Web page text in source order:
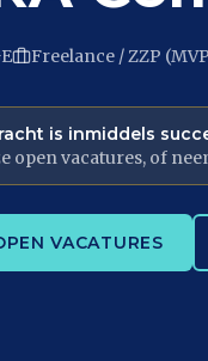
Freelance / ZZP
is inmiddels
open vacatures, of
VACATURES